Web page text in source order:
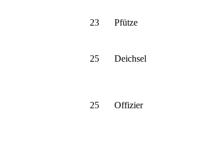
23 Pfütze
25 Deichsel
25 Offizier